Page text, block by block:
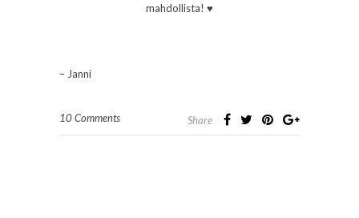
mahdollista! ♥
– Janni
10 Comments Share